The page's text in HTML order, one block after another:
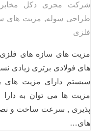
شرکت مجری دکل
طراحی سوله, مزیت های
فلزی
مزیت های سازه های
های فولادی برتری زیادی
سیستم دارای مزیت های
مزیت ها می توان به
پذیری , سرعت ساخت و
های…